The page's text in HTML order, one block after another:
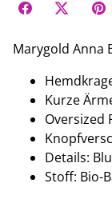
Marygold Anna
Kurze
Oversized
Details:
Stoff: Bio-